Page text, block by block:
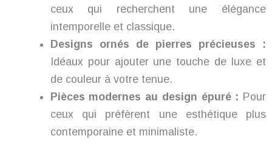
ceux qui recherchent une élégance
intemporelle et classique.
Designs ornés de pierres précieuses :
Idéaux pour ajouter une touche de luxe et
de couleur à votre tenue.
Pièces modernes au design épuré : Pour
ceux qui préfèrent une esthétique plus
contemporaine et minimaliste.